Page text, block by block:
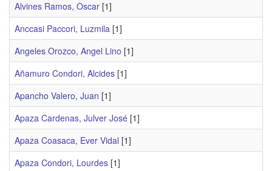
Alvines Ramos, Oscar [1]
Anccasi Paccori, Luzmila [1]
Angeles Orozco, Angel Lino [1]
Añamuro Condori, Alcides [1]
Apancho Valero, Juan [1]
Apaza Cardenas, Julver José [1]
Apaza Coasaca, Ever Vidal [1]
Apaza Condori, Lourdes [1]